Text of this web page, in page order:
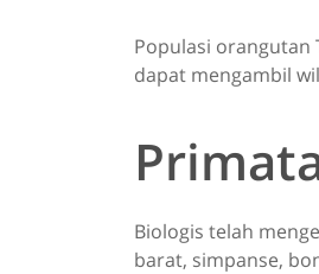
Populasi orangutan
dapat mengambil
Biologis telah
barat, simpanse,